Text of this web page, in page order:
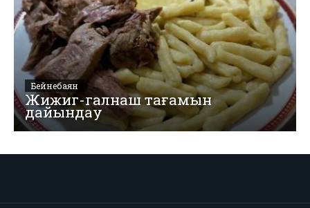
Бейнебаян
Жижиг-галнаш тағамын
дайындау